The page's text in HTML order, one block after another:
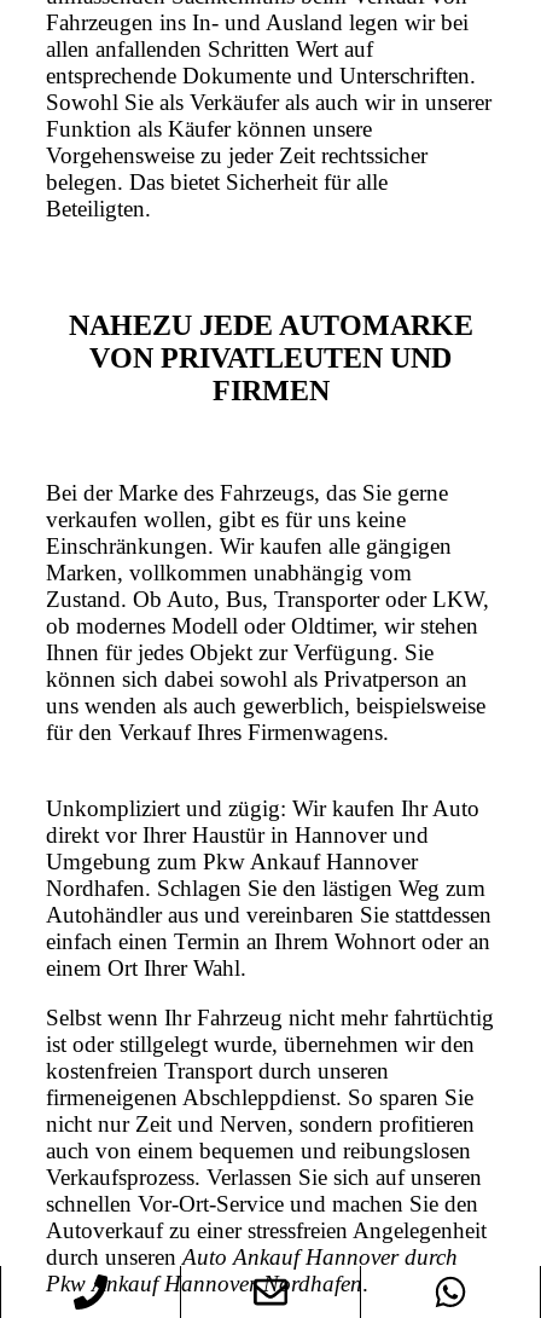
Fahrzeugen ins In- und Ausland legen wir bei
allen anfallenden Schritten Wert auf
entsprechende Dokumente und Unterschriften.
Sowohl Sie als Verkäufer als auch wir in unserer
Funktion als Käufer können unsere
Vorgehensweise zu jeder Zeit rechtssicher
belegen. Das bietet Sicherheit für alle
Beteiligten.
NAHEZU JEDE AUTOMARKE
VON PRIVATLEUTEN UND
FIRMEN
Bei der Marke des Fahrzeugs, das Sie gerne
verkaufen wollen, gibt es für uns keine
Einschränkungen. Wir kaufen alle gängigen
Marken, vollkommen unabhängig vom
Zustand. Ob Auto, Bus, Transporter oder LKW,
ob modernes Modell oder Oldtimer, wir stehen
Ihnen für jedes Objekt zur Verfügung. Sie
können sich dabei sowohl als Privatperson an
uns wenden als auch gewerblich, beispielsweise
für den Verkauf Ihres Firmenwagens.
Unkompliziert und zügig: Wir kaufen Ihr Auto
direkt vor Ihrer Haustür in Hannover und
Umgebung zum Pkw Ankauf Hannover
Nordhafen. Schlagen Sie den lästigen Weg zum
Autohändler aus und vereinbaren Sie stattdessen
einfach einen Termin an Ihrem Wohnort oder an
einem Ort Ihrer Wahl.
Selbst wenn Ihr Fahrzeug nicht mehr fahrtüchtig
ist oder stillgelegt wurde, übernehmen wir den
kostenfreien Transport durch unseren
firmeneigenen Abschleppdienst. So sparen Sie
nicht nur Zeit und Nerven, sondern profitieren
auch von einem bequemen und reibungslosen
Verkaufsprozess. Verlassen Sie sich auf unseren
schnellen Vor-Ort-Service und machen Sie den
Autoverkauf zu einer stressfreien Angelegenheit
durch unseren Auto Ankauf Hannover durch
Pkw Ankauf Hannover Nordhafen.